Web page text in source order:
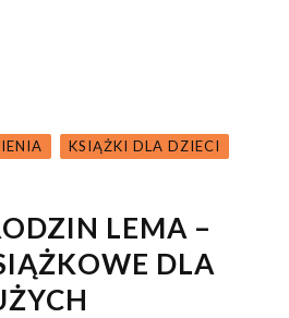
KSIĄŻKI DLA DZIECI
LEMA –
DLA